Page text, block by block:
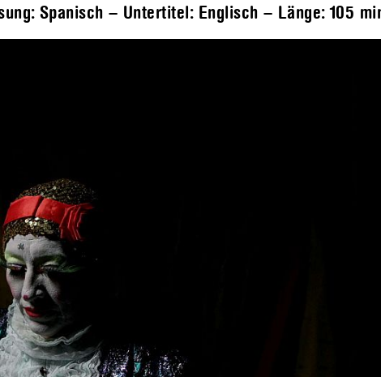
Spanisch – Untertitel: Englisch – Länge:105